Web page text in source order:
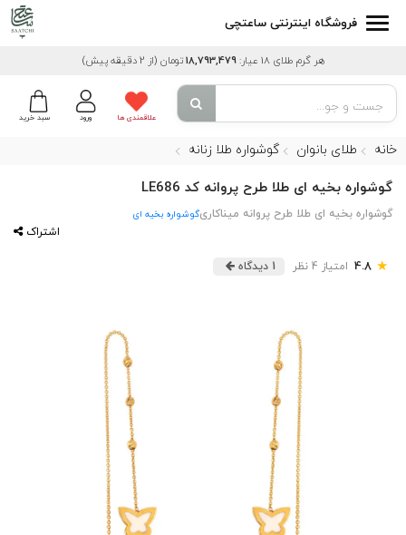
فروشگاه اینترنتی ساعتچی
هر گرم طلای 18 عیار: 18,793,479تومان (از 2 دقیقه پیش)
سبد خرید ورود علاقمندی ها
خانه طلای بانوان گوشواره طلا زنانه
گوشواره بخیه ای طلا طرح پروانه کد LE686
گوشواره بخیه ای طلا طرح پروانه میناکاریگوشواره بخیه ای
اشتراک
★
4.8 امتیاز 4 نظر 1 دیدگاه